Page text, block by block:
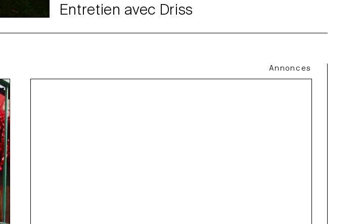
Entretien avec Driss
Annonces